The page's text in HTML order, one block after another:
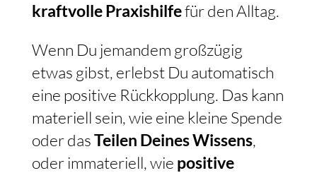
kraftvolle Praxishilfefür den Alltag.
Wenn Du jemandem großzügig
etwas gibst, erlebst Du automatisch
eine positive Rückkopplung. Das kann
materiell sein, wie eine kleine Spende
oder dasTeilen Deines Wissens,
oder immateriell, wie positive